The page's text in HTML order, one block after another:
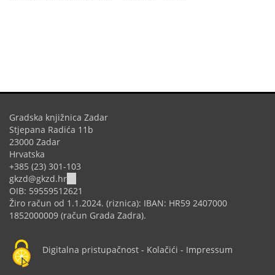
Gradska knjižnica Zadar
Stjepana Radića 11b
23000 Zadar
Hrvatska
+385 (23) 301-103
gkzd@gkzd.hr
sends
e-
mail)
OIB: 59559512621
Žiro račun od 1.1.2024. (riznica): IBAN: HR59 2407000
1852000009 (račun Grada Zadra).
Digitalna pristupačnost - Kolačići - Impressum